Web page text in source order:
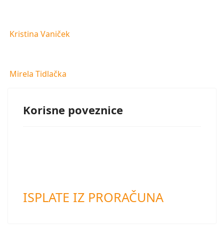
Kristina Vaniček
Mirela Tidlačka
Korisne poveznice
ISPLATE IZ PRORAČUNA